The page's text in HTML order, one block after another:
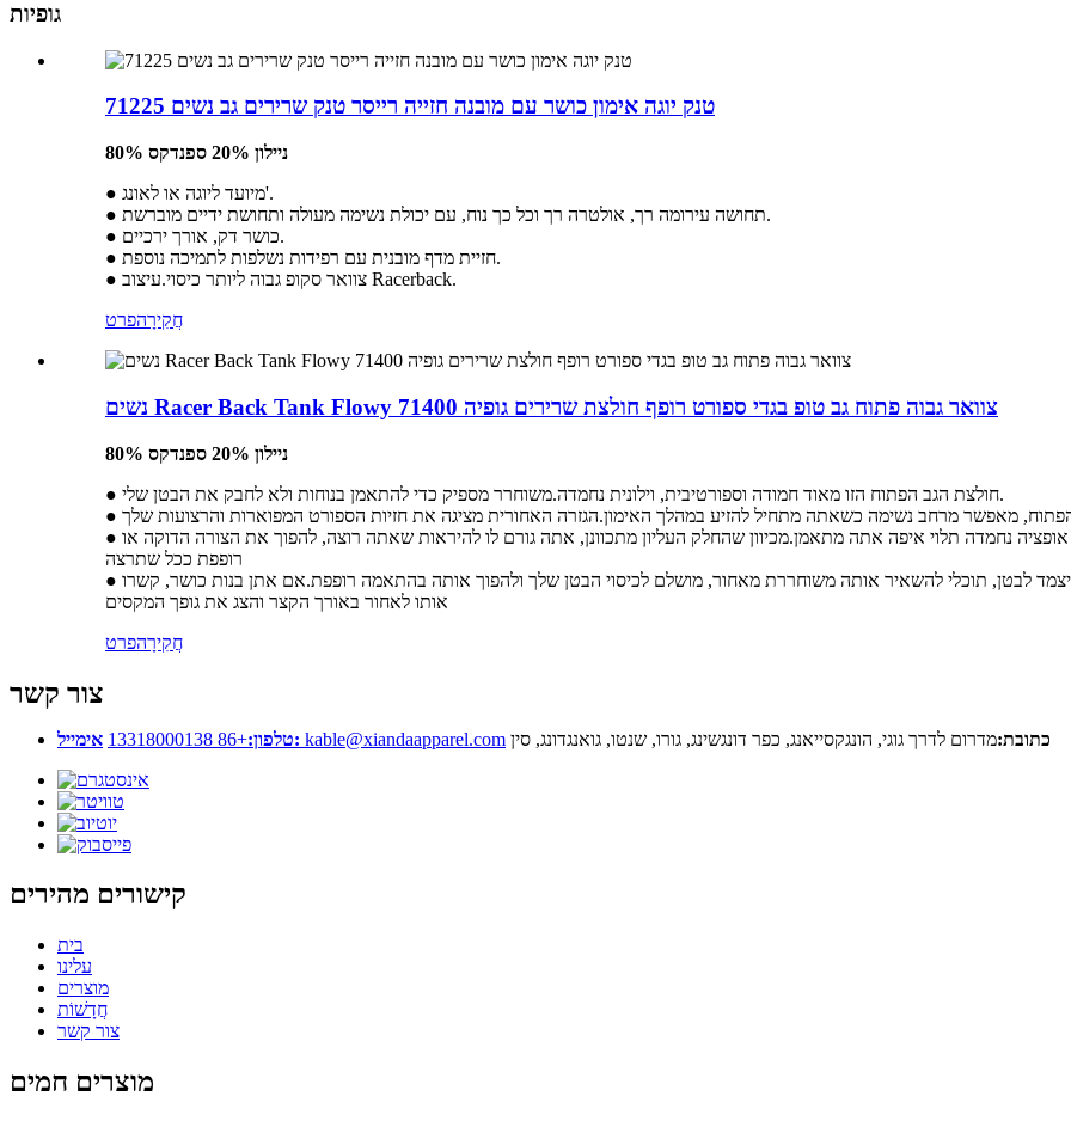
גופיות
טנק יוגה אימון כושר עם מובנה חזייה רייסר טנק שרירים גב נשים 71225
80% ניילון 20% ספנדקס
● מיועד ליוגה או לאונג'.
● תחושה עירומה רך, אולטרה רך וכל כך נוח, עם יכולת נשימה מעולה ותחושת ידיים מוברשת.
● כושר דק, אורך ירכיים.
● חזיית מדף מובנית עם רפידות נשלפות לתמיכה נוספת.
● צוואר סקופ גבוה ליותר כיסוי.עיצוב Racerback.
חֲקִירָהפרט
נשים Racer Back Tank Flowy צוואר גבוה פתוח גב טופ בגדי ספורט רופף חולצת שרירים גופיה 71400
80% ניילון 20% ספנדקס
● חולצת הגב הפתוח הזו מאוד חמודה וספורטיבית, וילונית נחמדה.משוחרר מספיק כדי להתאמן בנוחות ולא לחבק את הבטן שלי.
הפתוח, מאפשר מרחב נשימה כשאתה מתחיל להזיע במהלך האימון.הגזרה האחורית מציגה את חזיות הספורט המפוארות והרצועות שלך
● הגב פתוח מקו הצוואר ומטה מה שמאפשר לקשור רופף או הדוק וזו אופציה נחמדה תלוי איפה אתה מתאמן.מכיוון שהחלק העליון מתכוונן, אתה גורם לו להיראות שאתה רוצה, להפוך את הצורה הדוקה או
רופפת ככל שתרצה
● מתאים לכל הגילאים של נשים: אם את אמא ולא רוצה שהיא תיצמד לבטן, תוכלי להשאיר אותה משוחררת מאחור, מושלם לכיסוי הבטן שלך ולהפוך אותה בהתאמה רופפת.אם אתן בנות כושר, קשרו
אותו לאחור באורך הקצר והצג את גופך המקסים
חֲקִירָהפרט
צור קשר
טלפון:+86 13318000138 אימייל: kable@xiandaapparel.com כתובת:מדרום לדרך גוגי, הונגקסייאנג, כפר דונגשינג, גורו, שנטו, גואנגדונג, סין
קישורים מהירים
בית
עלינו
מוצרים
חֲדָשׁוֹת
צור קשר
מוצרים חמים